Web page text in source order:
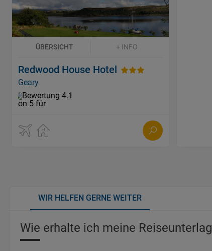
ÜBERSICHT + INFO
Redwood House Hotel
Geary
WIR HELFEN GERNE WEITER
Wie erhalte ich meine